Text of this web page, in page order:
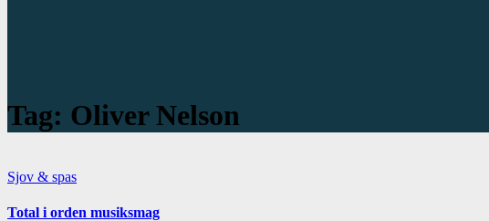
Tag: Oliver Nelson
Sjov & spas
Total i orden musiksmag